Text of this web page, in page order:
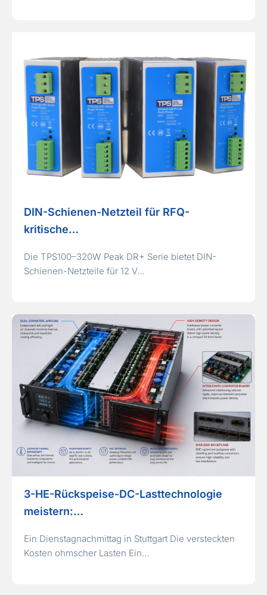
DIN-Schienen-Netzteil für RFQ-
kritische…
Die TPS100–320W Peak DR+ Serie bietet DIN-
Schienen-Netzteile für 12 V…
3-HE-Rückspeise-DC-Lasttechnologie
meistern:…
Ein Dienstagnachmittag in Stuttgart Die versteckten
Kosten ohmscher Lasten Ein…